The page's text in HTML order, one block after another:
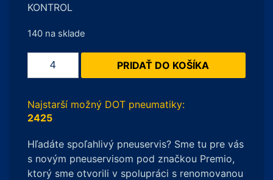
KONTROL
140 na sklade
množstvo
4S2
H750
R15
91H
PRIDAŤ DO KOŠÍKA
Najstarší možný DOT pneumatiky:
2425
Hľadáte spoľahlivý pneuservis? Sme tu pre vás
s novým pneuservisom pod značkou Premio,
ktorý sme otvorili v spolupráci s renomovanou